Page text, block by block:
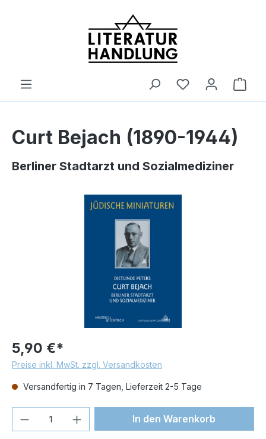
Curt Bejach (1890-1944)
Berliner Stadtarzt und Sozialmediziner
Bildergalerie überspringen
5,90 €*
Preise inkl. MwSt. zzgl. Versandkosten
Versandfertig in 7 Tagen, Lieferzeit 2-5 Tage
Produkt Anzahl: Gib denIn den Warenkorb